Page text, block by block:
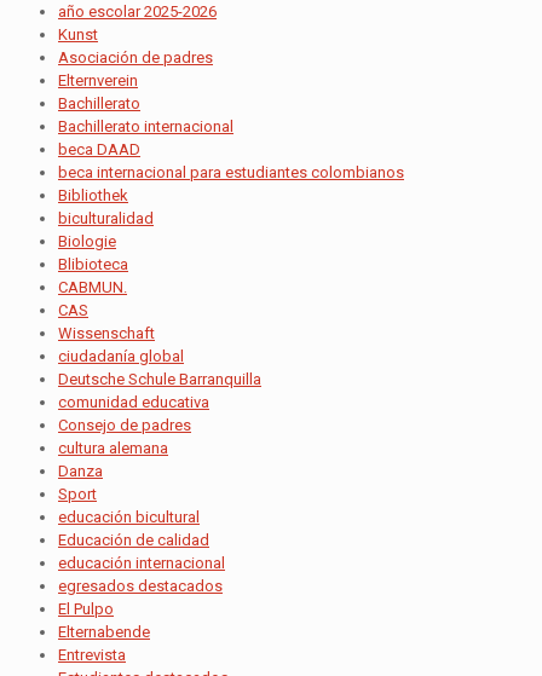
año escolar 2025-2026
Kunst
Asociación de padres
Elternverein
Bachillerato
Bachillerato internacional
beca DAAD
beca internacional para estudiantes colombianos
Bibliothek
biculturalidad
Biologie
Blibioteca
CABMUN.
CAS
Wissenschaft
ciudadanía global
Deutsche Schule Barranquilla
comunidad educativa
Consejo de padres
cultura alemana
Danza
Sport
educación bicultural
Educación de calidad
educación internacional
egresados destacados
El Pulpo
Elternabende
Entrevista